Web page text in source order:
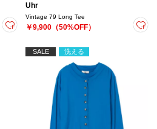
Uhr
Vintage 79 Long Tee
￥9,900（50%OFF）
SALE 洗える